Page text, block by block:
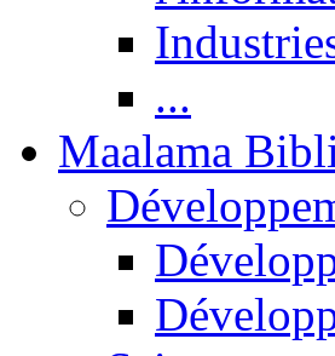
...
Maalama